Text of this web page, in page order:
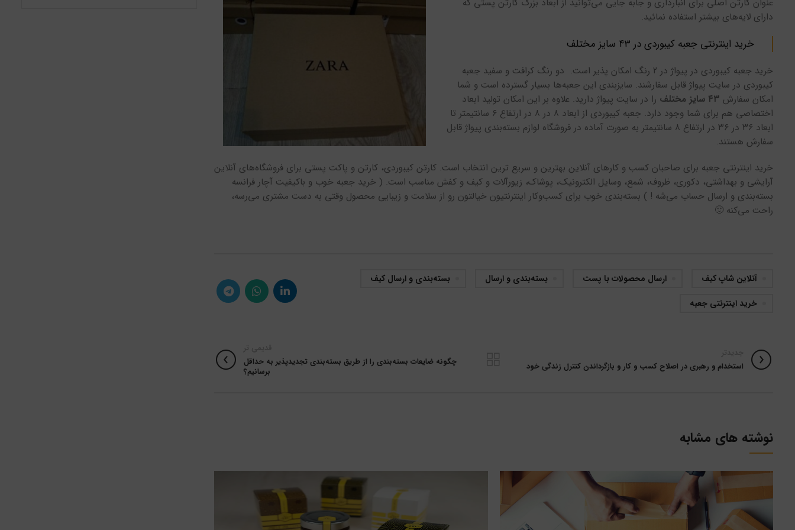
دارای لایه‌های بیشتر استفاده نمائید.
خرید اینترنتی جعبه کیبوردی در ۴۳ سایز مختلف
خرید جعبه کیبوردی در پیواژ در ۲ رنگ امکان پذیر است. دو رنگ کرافت و سفید جعبه
کیبوردی در سایت پیواژ قابل سفارشند. سایزبندی این جعبه‌ها بسیار گسترده‌ است و شما
امکان سفارش ۴۳ سایز مختلف
را در سایت پیواژ دارید. علاوه بر این امکان تولید ابعاد
اختصاصی هم برای شما وجود دارد. جعبه کیبوردی از ابعاد ۸ در ۸ در ارتفاع ۶ سانتیمتر تا
ابعاد ۳۶ در ۳۶ در ارتفاع ۸ سانتیمتر به صورت آماده در فروشگاه لوازم بسته‌بندی پیواژ قابل
سفارش هستند.
خرید اینترنتی جعبه برای صاحبان کسب و کارهای آنلاین بهترین و سریع ترین انتخاب است. کارتن کیبوردی، کارتن و پاکت پستی برای فروشگاه‌های آنلاین
آرایشی و بهداشتی، دکوری، ظروف، شمع، وسایل الکترونیک، پوشاک، زیورآلات و کیف و کفش مناسب است. ( خرید جعبه خوب و باکیفیت آچار فرانسه
بسته‌بندی و ارسال حساب می‌شه ! ) بسته‌بندی خوب برای کسب‌وکار اینترنتیون خیالتون رو از سلامت و زیبایی محصول وقتی به دست مشتری می‌رسه،
راحت می‌کنه 🙂
آنلاین شاپ کیف ارسال محصولات با پست بسته‌بندی و ارسال
بسته‌بندی و ارسال کیف
خرید اینترنتی جعبه
استخدام و رهبری در اصلاح کسب و کار و بازگرداندن کنترل زندگی خود
چگونه ضایعات بسته‌بندی را از طریق بسته‌بندی تجدیدپذیر به حداقل
برسانیم؟
نوشته های مشابه